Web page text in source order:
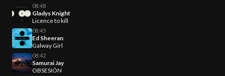
08:48
Gladys Knight
Licence to kill
08:45
Ed Sheeran
Galway Girl
08:42
Samurai Jay
OBSESIÓN